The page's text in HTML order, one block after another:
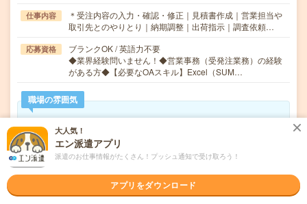
仕事内容
＊受注内容の入力・確認・修正｜見積書作成｜営業担当や
取引先とのやりとり｜納期調整｜出荷指示｜調査依頼…
応募資格
ブランクOK / 英語力不要
◆業界経験問いません！◆営業事務（受発注業務）の経験
がある方◆【必要なOAスキル】Excel（SUM…
職場の雰囲気
年齢層
20代
男女比率
女性
男性
大人気！
エン派遣アプリ
派遣のお仕事情報がたくさん！プッシュ通知で受け取ろう！
アプリをダウンロード